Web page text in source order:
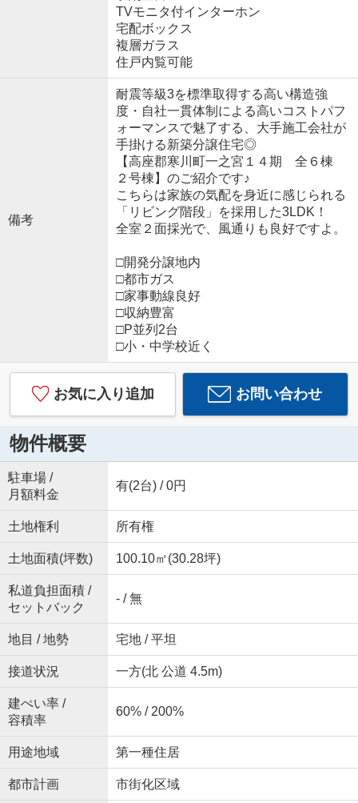
TVモニタ付インターホン
宅配ボックス
複層ガラス
住戸内覧可能
備考
耐震等級3を標準取得する高い構造強
度・自社一貫体制による高いコストパフ
ォーマンスで魅了する、大手施工会社が
手掛ける新築分譲住宅◎
【高座郡寒川町一之宮１４期 全６棟
２号棟】のご紹介です♪
こちらは家族の気配を身近に感じられる
「リビング階段」を採用した3LDK！
全室２面採光で、風通りも良好ですよ。
□開発分譲地内
□都市ガス
□家事動線良好
□収納豊富
□P並列2台
□小・中学校近く
お気に入り追加 お問い合わせ
物件概要
駐車場 /
月額料金
有(2台) / 0円
土地権利 所有権
土地面積(坪数) 100.10㎡(30.28坪)
私道負担面積 /
セットバック
- / 無
地目 / 地勢 宅地 / 平坦
接道状況 一方(北 公道 4.5m)
建ぺい率 /
容積率
60% / 200%
用途地域 第一種住居
都市計画 市街化区域